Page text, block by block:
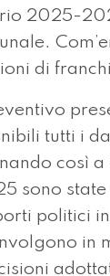
2025-
di
tutti i
così
sono
politici
in